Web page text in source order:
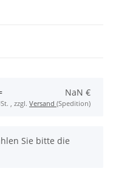
NaN €
, zzgl. Versand (Spedition)
Sie bitte die